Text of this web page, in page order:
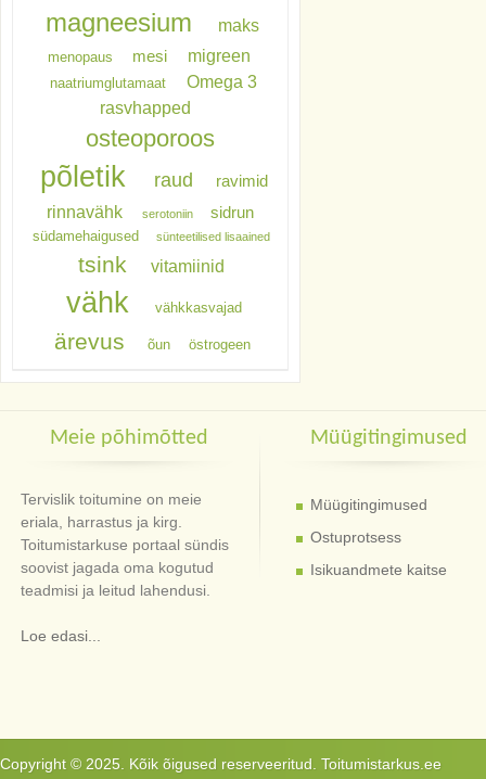
magneesium maks
menopaus mesi migreen
naatriumglutamaat
Omega 3
rasvhapped
osteoporoos
põletik raud ravimid
rinnavähk serotoniin sidrun
südamehaigused sünteetilised lisaained
tsink vitamiinid
vähk vähkkasvajad
ärevus õun östrogeen
Meie põhimõtted
Tervislik toitumine on meie
eriala, harrastus ja kirg.
Toitumistarkuse portaal sündis
soovist jagada oma kogutud
teadmisi ja leitud lahendusi.
Loe edasi...
Müügitingimused
Müügitingimused
Ostuprotsess
Isikuandmete kaitse
Copyright © 2025. Kõik õigused reserveeritud. Toitumistarkus.ee